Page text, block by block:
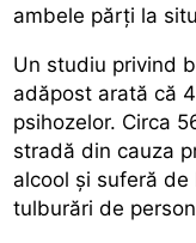
ambele părți la
Un studiu privind
adăpost arată că
psihozelor. Circa
stradă din cauza
alcool și suferă
tulburări de